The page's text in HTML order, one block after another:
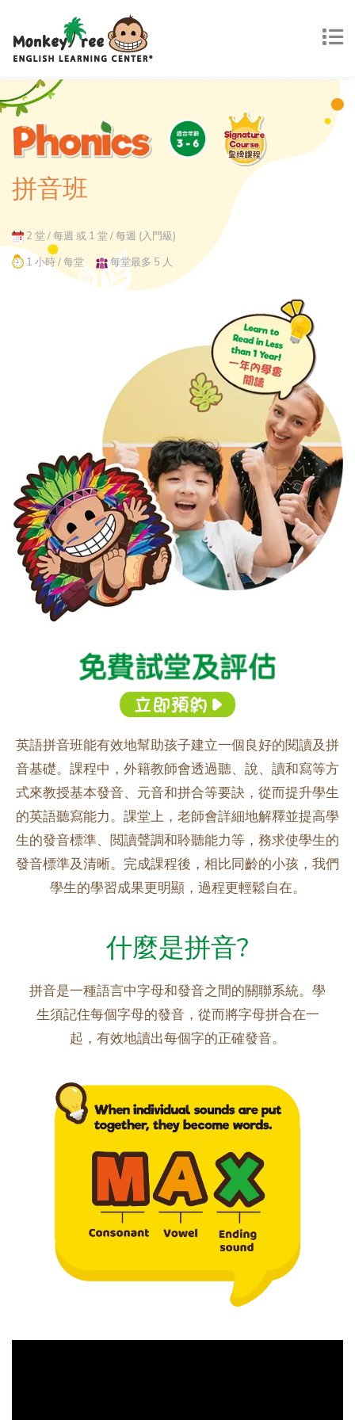
拼音班
2 堂 / 每週 或 1 堂 / 每週 (入門級)
1 小時 / 每堂
每堂最多 5 人
英語拼音班能有效地幫助孩子建立一個良好的閱讀及拼
音基礎。課程中，外籍教師會透過聽、說、讀和寫等方
式來教授基本發音、元音和拼合等要訣，從而提升學生
的英語聽寫能力。課堂上，老師會詳細地解釋並提高學
生的發音標準、閲讀聲調和聆聽能力等，務求使學生的
發音標準及清晰。完成課程後，相比同齡的小孩，我們
學生的學習成果更明顯，過程更輕鬆自在。
什麼是拼音?
拼音是一種語言中字母和發音之間的關聯系統。學
生須記住每個字母的發音，從而將字母拼合在一
起，有效地讀出每個字的正確發音。